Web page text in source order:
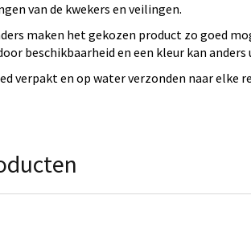
van de kwekers en veilingen.
maken het gekozen product zo goed
beschikbaarheid en een kleur kan
verpakt en op water verzonden naar